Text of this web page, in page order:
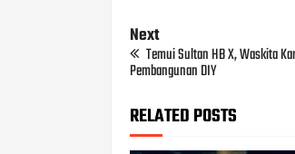
Next
Temui Sultan HB X, Waskita
Pembangunan DIY
RELATED POSTS